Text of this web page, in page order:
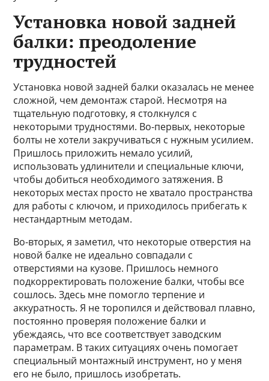
Установка новой задней
балки: преодоление
трудностей
Установка новой задней балки оказалась не менее
сложной, чем демонтаж старой. Несмотря на
тщательную подготовку, я столкнулся с
некоторыми трудностями. Во-первых, некоторые
болты не хотели закручиваться с нужным усилием.
Пришлось приложить немало усилий,
использовать удлинители и специальные ключи,
чтобы добиться необходимого затяжения. В
некоторых местах просто не хватало пространства
для работы с ключом, и приходилось прибегать к
нестандартным методам.
Во-вторых, я заметил, что некоторые отверстия на
новой балке не идеально совпадали с
отверстиями на кузове. Пришлось немного
подкорректировать положение балки, чтобы все
сошлось. Здесь мне помогло терпение и
аккуратность. Я не торопился и действовал плавно,
постоянно проверяя положение балки и
убеждаясь, что все соответствует заводским
параметрам. В таких ситуациях очень помогает
специальный монтажный инструмент, но у меня
его не было, пришлось изобретать.